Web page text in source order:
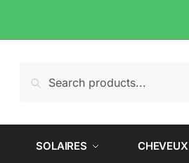
pour :
SOLAIRES CHEVEUX